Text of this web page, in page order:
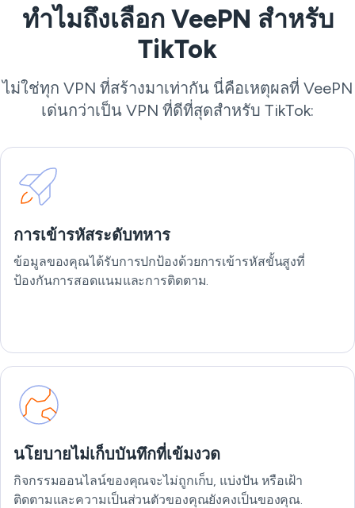
ทำไมถึงเลือก VeePN สำหรับ
TikTok
ไม่ใช่ทุก VPN ที่สร้างมาเท่ากัน นี่คือเหตุผลที่ VeePN
เด่นกว่าเป็น VPN ที่ดีที่สุดสำหรับ TikTok:
การเข้ารหัสระดับทหาร
ข้อมูลของคุณได้รับการปกป้องด้วยการเข้ารหัสขั้นสูงที่
ป้องกันการสอดแนมและการติดตาม.
นโยบายไม่เก็บบันทึกที่เข้มงวด
กิจกรรมออนไลน์ของคุณจะไม่ถูกเก็บ, แบ่งปัน หรือเฝ้า
ติดตามและความเป็นส่วนตัวของคุณยังคงเป็นของคุณ.